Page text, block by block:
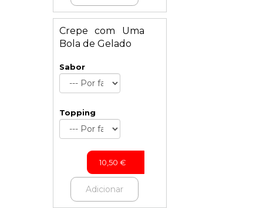
Crepe com Uma
Bola de Gelado
Sabor
Topping
10,50 €
Adicionar